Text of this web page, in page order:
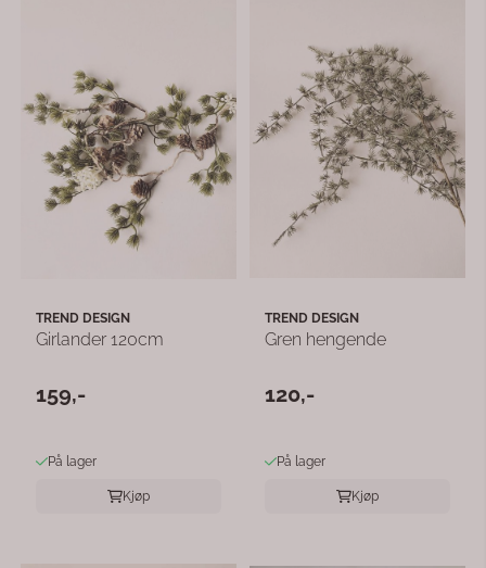
TREND DESIGN
Girlander 120cm
159,-
På lager
Kjøp
TREND DESIGN
Gren hengende
120,-
På lager
Kjøp